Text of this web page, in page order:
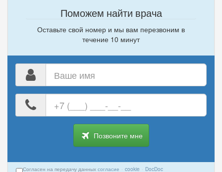
Поможем найти врача
Оставьте свой номер и мы вам перезвоним в
течение 10 минут
номер
телефона
Позвоните мне
Согласен на передачу данных согласие · cookie · DocDoc